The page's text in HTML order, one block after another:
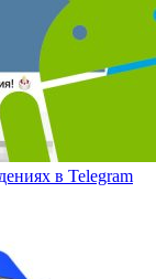
в Telegram